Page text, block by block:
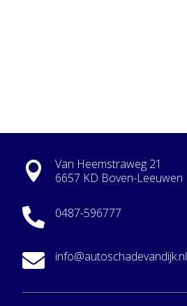

Van Heemstraweg 21
6657 KD Boven-Leeuwen
 0487-596777
 info@autoschadevandijk.nl